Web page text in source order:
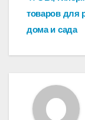
по
товаров для
дома и сада